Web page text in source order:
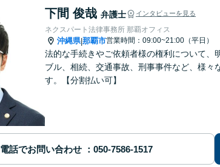
下間 俊哉 弁護士 インタビューを見る
ネクスパート法律事務所 那覇オフィス
沖縄県|那覇市営業時間：09:00~21:00（平日）
法的な手続きやご依頼者様の権利について、
ブル、相続、交通事故、刑事事件など、様々
す。【分割払い可】
電話でお問い合わせ